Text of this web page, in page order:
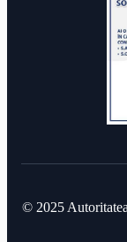
LISTA
programe
© 2025